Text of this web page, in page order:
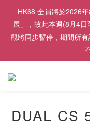
HK68 全員將於2026
展」，故此本週(8月4
觀將同步暫停，期間所
DUAL CS